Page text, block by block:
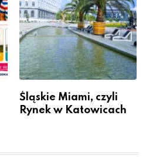
Śląskie Miami, czyli
Rynek w Katowicach